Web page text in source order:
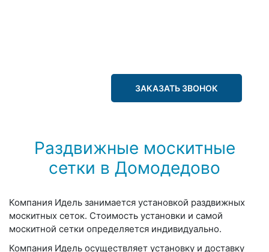
ЗАКАЗАТЬ ЗВОНОК
Раздвижные москитные
сетки в Домодедово
Компания Идель занимается установкой раздвижных
москитных сеток. Стоимость установки и самой
москитной сетки определяется индивидуально.
Компания Идель осуществляет установку и доставку